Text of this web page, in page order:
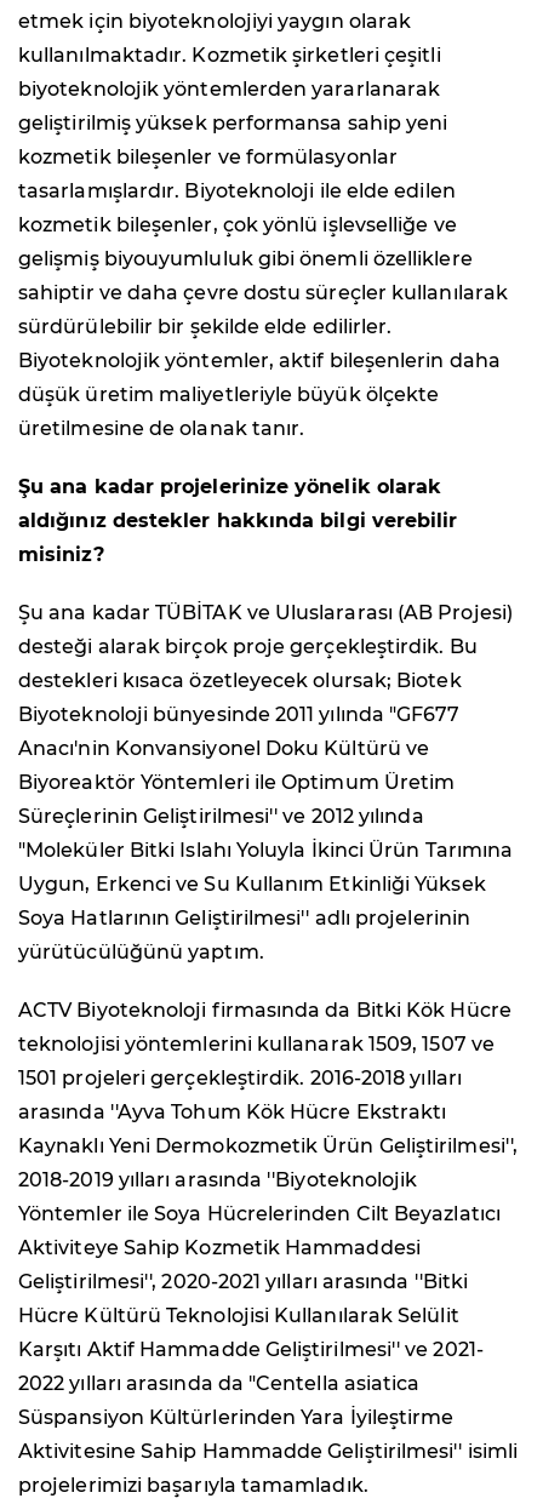
etmek için biyoteknolojiyi yaygın olarak
kullanılmaktadır. Kozmetik şirketleri çeşitli
biyoteknolojik yöntemlerden yararlanarak
geliştirilmiş yüksek performansa sahip yeni
kozmetik bileşenler ve formülasyonlar
tasarlamışlardır. Biyoteknoloji ile elde edilen
kozmetik bileşenler, çok yönlü işlevselliğe ve
gelişmiş biyouyumluluk gibi önemli özelliklere
sahiptir ve daha çevre dostu süreçler kullanılarak
sürdürülebilir bir şekilde elde edilirler.
Biyoteknolojik yöntemler, aktif bileşenlerin daha
düşük üretim maliyetleriyle büyük ölçekte
üretilmesine de olanak tanır.
Şu ana kadar projelerinize yönelik olarak
aldığınız destekler hakkında bilgi verebilir
misiniz?
Şu ana kadar TÜBİTAK ve Uluslararası (AB Projesi)
desteği alarak birçok proje gerçekleştirdik. Bu
destekleri kısaca özetleyecek olursak; Biotek
Biyoteknoloji bünyesinde 2011 yılında "GF677
Anacı'nin Konvansiyonel Doku Kültürü ve
Biyoreaktör Yöntemleri ile Optimum Üretim
Süreçlerinin Geliştirilmesi'' ve 2012 yılında
"Moleküler Bitki Islahı Yoluyla İkinci Ürün Tarımına
Uygun, Erkenci ve Su Kullanım Etkinliği Yüksek
Soya Hatlarının Geliştirilmesi'' adlı projelerinin
yürütücülüğünü yaptım.
ACTV Biyoteknoloji firmasında da Bitki Kök Hücre
teknolojisi yöntemlerini kullanarak 1509, 1507 ve
1501 projeleri gerçekleştirdik. 2016-2018 yılları
arasında ''Ayva Tohum Kök Hücre Ekstraktı
Kaynaklı Yeni Dermokozmetik Ürün Geliştirilmesi'',
2018-2019 yılları arasında ''Biyoteknolojik
Yöntemler ile Soya Hücrelerinden Cilt Beyazlatıcı
Aktiviteye Sahip Kozmetik Hammaddesi
Geliştirilmesi'', 2020-2021 yılları arasında ''Bitki
Hücre Kültürü Teknolojisi Kullanılarak Selülit
Karşıtı Aktif Hammadde Geliştirilmesi'' ve 2021-
2022 yılları arasında da "Centella asiatica
Süspansiyon Kültürlerinden Yara İyileştirme
Aktivitesine Sahip Hammadde Geliştirilmesi'' isimli
projelerimizi başarıyla tamamladık.